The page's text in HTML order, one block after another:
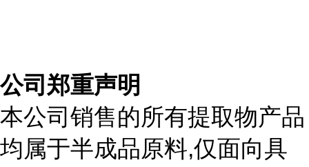
公司郑重声明
本公司销售的所有提取物产品
均属于半成品原料,仅面向具